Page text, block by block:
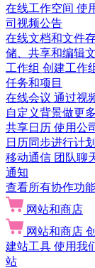
在线工作空间 使
司视频公告
在线文档和文件
储、共享和编辑
工作组 创建工作
任务和项目
在线会议 通过视
自定义背景做更
共享日历 使用公
日历同步进行计划
移动通信 团队聊
通知
查看所有协作功
网站和商店
网站和商店
建站工具 使用我
站